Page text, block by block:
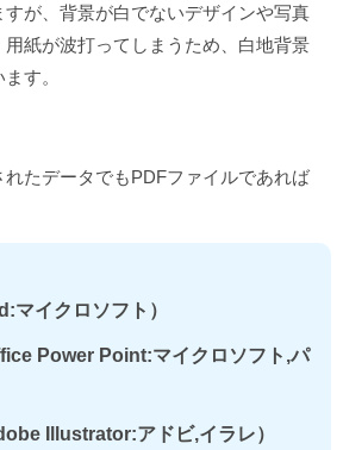
が、背景が白でないデザインや写真
紙が波打ってしまうため、白地背景
す。
れたデータでもPDFファイルであれば
マイクロソフト）
Power Point:マイクロソフト,パ
Illustrator:アドビ,イラレ）